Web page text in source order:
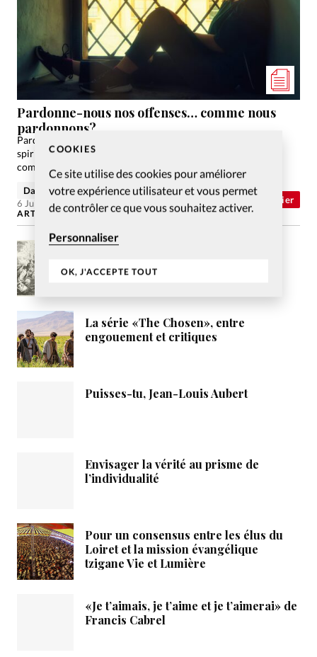
COOKIES
Ce site utilise des cookies pour améliorer
votre expérience utilisateur et vous permet
de contrôler ce que vous souhaitez activer.
Personnaliser
OK, J'ACCEPTE TOUT
Dossier
Pardonne-nous nos offenses… comme nous
pardonnons?
Pardonner, est-ce risquer un «syndrome de Stockholm»
spirituel? Deuxième volet de notre dossier sur le
commandement «Aimez vos ennemis».
David Métreau
6 Juil 2026
Abonnés
ARTICLES LES PLUS LUS
comment les interpréter ?
La série «The Chosen», entre
engouement et critiques
Puisses-tu, Jean-Louis Aubert
Envisager la vérité au prisme de
l’individualité
Pour un consensus entre les élus du
Loiret et la mission évangélique
tzigane Vie et Lumière
«Je t’aimais, je t’aime et je t’aimerai» de
Francis Cabrel